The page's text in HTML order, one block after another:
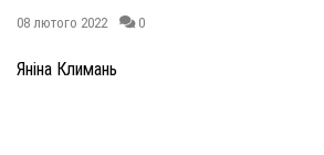
08 лютого 2022 0
Яніна Климань